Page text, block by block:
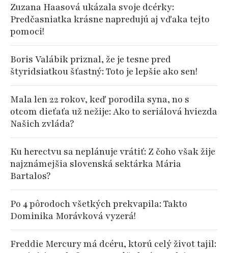
Zuzana Haasová ukázala svoje dcérky:
Predčasniatka krásne napredujú aj vďaka tejto
pomoci!
Boris Valábik priznal, že je tesne pred
štyridsiatkou šťastný: Toto je lepšie ako sen!
Mala len 22 rokov, keď porodila syna, no s
otcom dieťaťa už nežije: Ako to seriálová hviezda
Našich zvláda?
Ku herectvu sa neplánuje vrátiť: Z čoho však žije
najznámejšia slovenská sektárka Mária
Bartalos?
Po 4 pôrodoch všetkých prekvapila: Takto
Dominika Morávková vyzerá!
Freddie Mercury má dcéru, ktorú celý život tajil: